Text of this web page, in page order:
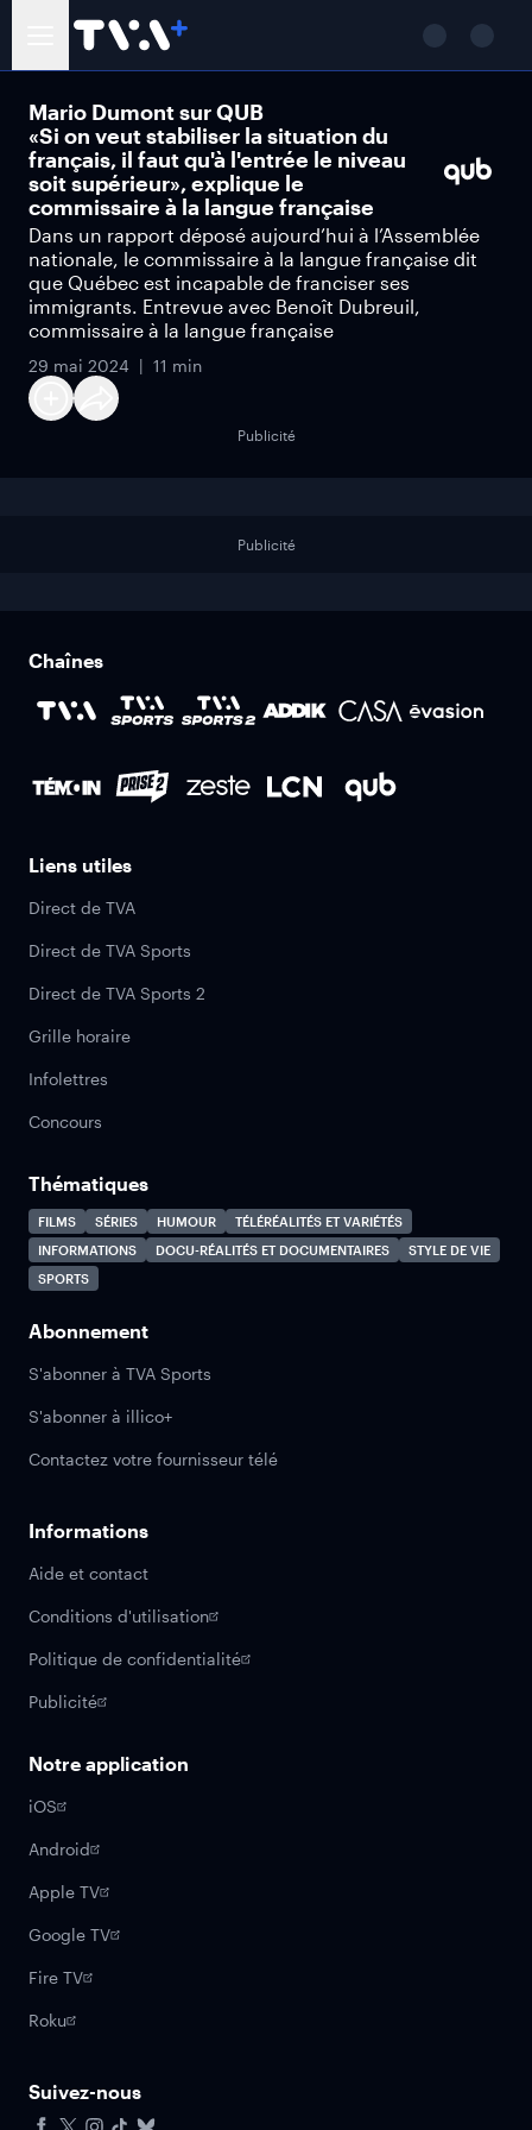
Mario Dumont sur QUB
«Si on veut stabiliser la situation du
français, il faut qu'à l'entrée le niveau
soit supérieur», explique le
commissaire à la langue française
Dans un rapport déposé aujourd’hui à l’Assemblée
nationale, le commissaire à la langue française dit
que Québec est incapable de franciser ses
immigrants. Entrevue avec Benoît Dubreuil,
commissaire à la langue française
29 mai 2024 11 min
Publicité
Publicité
Chaînes
Liens utiles
Direct de TVA
Direct de TVA Sports
Direct de TVA Sports 2
Grille horaire
Infolettres
Concours
Thématiques
FILMS SÉRIES HUMOUR
TÉLÉRÉALITÉS ET VARIÉTÉS
INFORMATIONS
DOCU-RÉALITÉS ET DOCUMENTAIRES
STYLE DE VIE
SPORTS
Abonnement
S'abonner à TVA Sports
S'abonner à illico+
Contactez votre fournisseur télé
Informations
Aide et contact
Conditions d'utilisation
Politique de confidentialité
Publicité
Notre application
iOS
Android
Apple TV
Google TV
Fire TV
Roku
Suivez-nous